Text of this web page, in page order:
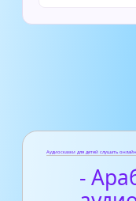
Аудиосказки для детей слушать онлайн
-